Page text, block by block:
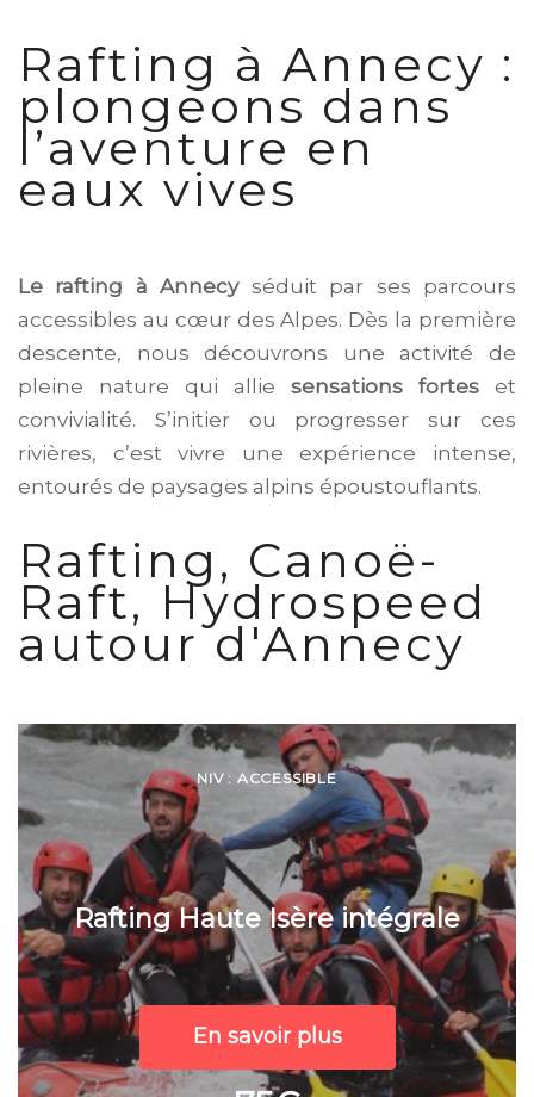
Rafting à Annecy :
plongeons dans
l’aventure en
eaux vives
Le rafting à Annecyséduit par ses parcours
accessibles au cœur des Alpes. Dès la première
descente, nous découvrons une activité de
pleine nature qui allie sensations fortes et
convivialité. S’initier ou progresser sur ces
rivières, c’est vivre une expérience intense,
entourés de paysages alpins époustouflants.
Rafting, Canoë-
Raft, Hydrospeed
autour d'Annecy
NIV : ACCESSIBLE
Rafting Haute Isère intégrale
En savoir plus